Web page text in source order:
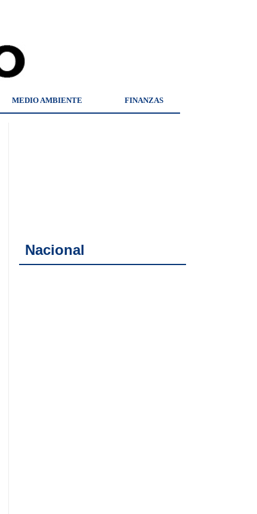
MEDIO AMBIENTE FINANZAS
Nacional